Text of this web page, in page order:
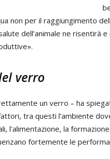
non per il raggiungimento
dell’animale ne risentirà
verro
un verro – ha
tra questi l’ambiente
l’alimentazione, la
fortemente le